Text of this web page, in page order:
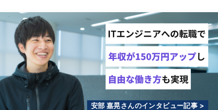
安部 嘉晃さんのインタビュー記事 >